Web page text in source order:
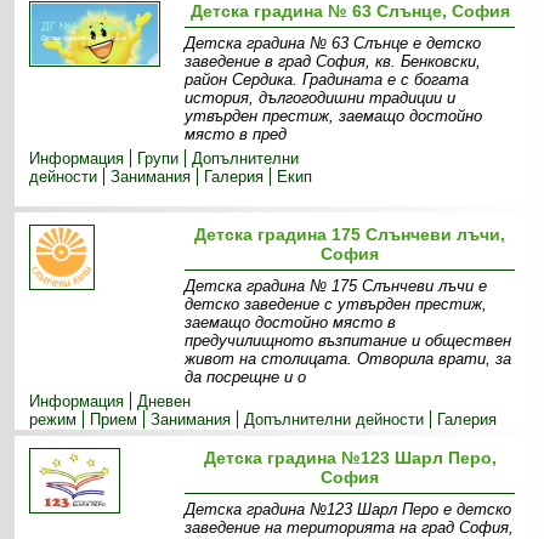
Детска градина № 63 Слънце, София
Детска градина № 63 Слънце е детско
заведение в град София, кв. Бенковски,
район Сердика. Градината е с богата
история, дългогодишни традиции и
утвърден престиж, заемащо достойно
място в пред
Информация
Групи
Допълнителни
дейности
Занимания Галерия Екип
Детска градина 175 Слънчеви лъчи,
София
Детска градина № 175 Слънчеви лъчи e
детско заведение с утвърден престиж,
заемащо достойно място в
предучилищното възпитание и обществен
живот на столицата. Отворила врати, за
да посрещне и о
Информация
Дневен
режим
Прием Занимания Допълнителни дейности Галерия
Детска градина №123 Шарл Перо,
София
Детска градина №123 Шарл Перо е детско
заведение на територията на град София,